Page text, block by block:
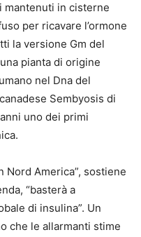
mantenuti in cisterne
per ricavare l’ormone
la versione Gm del
pianta di origine
nel Dna del
Sembyosis di
uno dei primi
Nord America”, sostiene
“basterà a
di insulina”. Un
che le allarmanti stime